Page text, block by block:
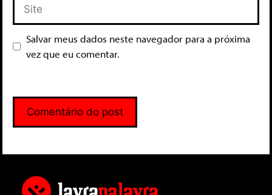
Salvar meus dados neste navegador para a próxima
vez que eu comentar.